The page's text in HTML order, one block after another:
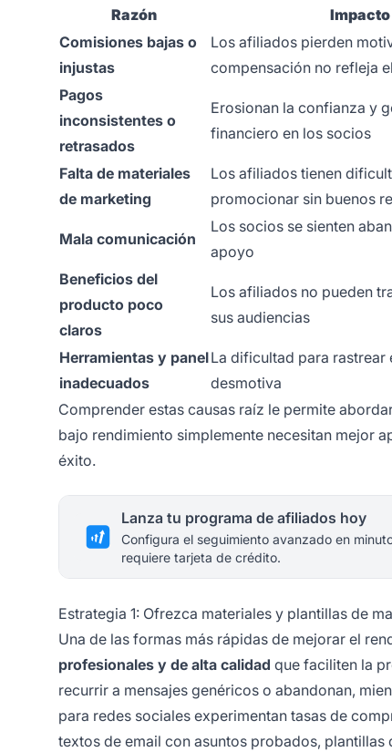
Razón
Impacto
Comisiones bajas o
injustas
Los afiliados pierden
compensación no refleja
Pagos
inconsistentes o
retrasados
Erosionan la confianza y
financiero en los socios
Falta de materiales
de marketing
Los afiliados tienen
promocionar sin buenos
Mala comunicación
Los socios se sienten
apoyo
Beneficios del
producto poco
claros
Los afiliados no pueden
sus audiencias
Herramientas y panel
inadecuados
La dificultad para rastrear
desmotiva
Comprender estas causas raíz le permite
bajo rendimiento simplemente necesitan mejor
éxito.
Lanza tu programa de afiliados hoy
Configura el seguimiento avanzado en
requiere tarjeta de crédito.
Estrategia 1: Ofrezca materiales y plantillas de
Una de las formas más rápidas de mejorar el
profesionales y de alta calidad que faciliten la
recurrir a mensajes genéricos o abandonan,
para redes sociales experimentan tasas de
textos de email con asuntos probados,